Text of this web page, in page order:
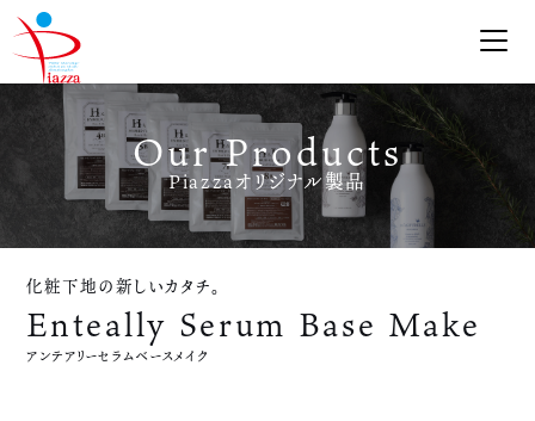
Our Products
Piazzaオリジナル製品
化粧下地の新しいカタチ。
Enteally Serum Base Make
アンテアリーセラムベースメイク